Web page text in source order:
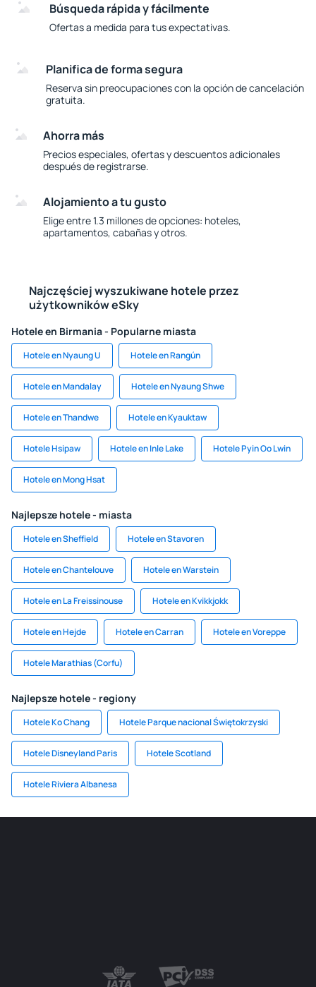
Búsqueda rápida y fácilmente
Ofertas a medida para tus expectativas.
Planifica de forma segura
Reserva sin preocupaciones con la opción de cancelación
gratuita.
Ahorra más
Precios especiales, ofertas y descuentos adicionales
después de registrarse.
Alojamiento a tu gusto
Elige entre 1.3 millones de opciones: hoteles,
apartamentos, cabañas y otros.
Najczęściej wyszukiwane hotele przez
użytkowników eSky
Hotele en Birmania - Popularne miasta
Hotele en Nyaung U Hotele en Rangún
Hotele en Mandalay Hotele en Nyaung Shwe
Hotele en Thandwe Hotele en Kyauktaw
Hotele Hsipaw Hotele en Inle Lake Hotele Pyin Oo Lwin
Hotele en Mong Hsat
Najlepsze hotele - miasta
Hotele en Sheffield Hotele en Stavoren
Hotele en Chantelouve Hotele en Warstein
Hotele en La Freissinouse Hotele en Kvikkjokk
Hotele en Hejde Hotele en Carran Hotele en Voreppe
Hotele Marathias (Corfu)
Najlepsze hotele - regiony
Hotele Ko Chang Hotele Parque nacional Świętokrzyski
Hotele Disneyland Paris Hotele Scotland
Hotele Riviera Albanesa